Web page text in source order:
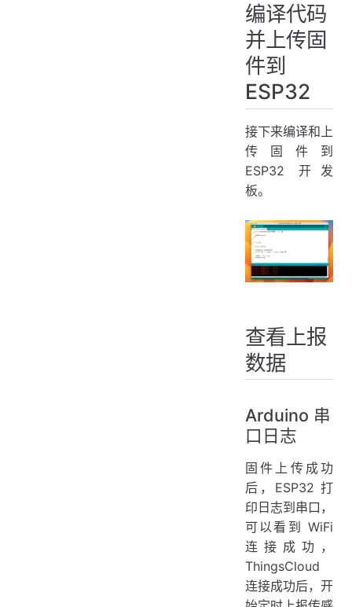
编译代码
并上传固
件到
ESP32
接下来编译和上
传固件到
ESP32 开发
板。
查看上报
数据
Arduino 串
口日志
固件上传成功
后，ESP32 打
印日志到串口，
可以看到 WiFi
连接成功，
ThingsCloud
连接成功后，开